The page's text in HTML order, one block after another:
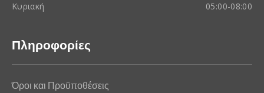
Κυριακή
05:00-08:00
Πληροφορίες
Όροι και Προϋποθέσεις